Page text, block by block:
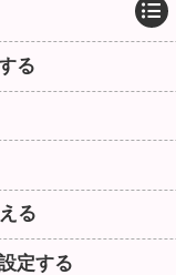
る
る
定する